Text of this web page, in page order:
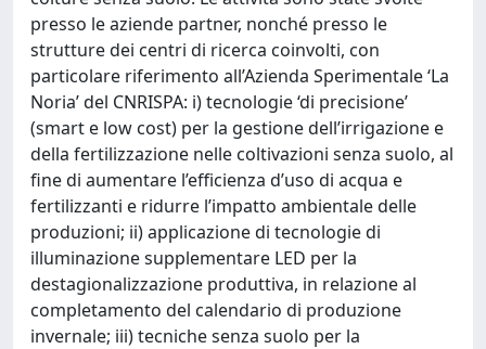
presso le aziende partner, nonché presso le
strutture dei centri di ricerca coinvolti, con
particolare riferimento all’Azienda Sperimentale ‘La
Noria’ del CNRISPA: i) tecnologie ‘di precisione’
(smart e low cost) per la gestione dell’irrigazione e
della fertilizzazione nelle coltivazioni senza suolo, al
fine di aumentare l’efficienza d’uso di acqua e
fertilizzanti e ridurre l’impatto ambientale delle
produzioni; ii) applicazione di tecnologie di
illuminazione supplementare LED per la
destagionalizzazione produttiva, in relazione al
completamento del calendario di produzione
invernale; iii) tecniche senza suolo per la